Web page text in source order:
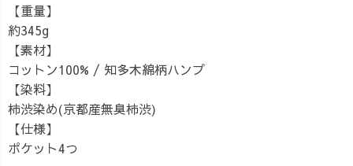
【重量】
約345g
【素材】
コットン100% / 知多木綿柄ハンプ
【染料】
柿渋染め(京都産無臭柿渋)
【仕様】
ポケット4つ